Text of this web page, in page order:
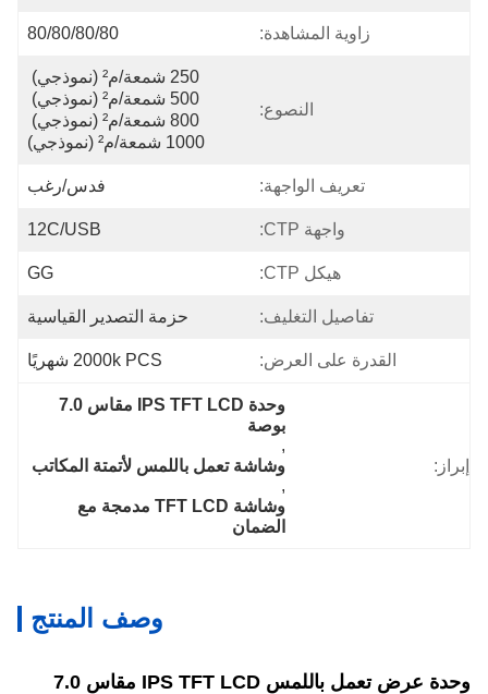
زاوية المشاهدة: 80/80/80/80
النصوع:
1000 شمعة/م² (نموذجي)
تعريف الواجهة: فدس/رغب
واجهة CTP: 12C/USB
هيكل CTP: GG
تفاصيل التغليف: حزمة التصدير القياسية
القدرة على العرض: 2000k PCS شهريًا
إبراز:
بوصة
,
وشاشة تعمل باللمس لأتمتة المكاتب
,
الضمان
وصف المنتج
وحدة عرض تعمل باللمس IPS TFT LCD مقاس 7.0